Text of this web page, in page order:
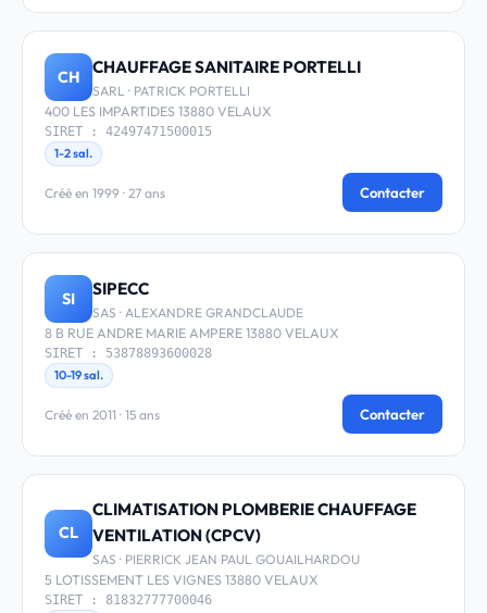
CH CHAUFFAGE SANITAIRE PORTELLI
SARL · PATRICK PORTELLI
400 LES IMPARTIDES 13880 VELAUX
SIRET : 42497471500015
1-2 sal.
Créé en 1999 · 27 ans Contacter
SI SIPECC
SAS · ALEXANDRE GRANDCLAUDE
8 B RUE ANDRE MARIE AMPERE 13880 VELAUX
SIRET : 53878893600028
10-19 sal.
Créé en 2011 · 15 ans Contacter
CL
CLIMATISATION PLOMBERIE CHAUFFAGE
VENTILATION (CPCV)
SAS · PIERRICK JEAN PAUL GOUAILHARDOU
5 LOTISSEMENT LES VIGNES 13880 VELAUX
SIRET : 81832777700046